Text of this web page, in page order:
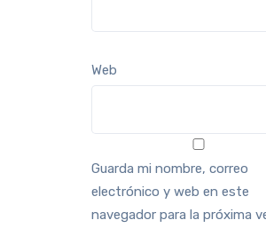
Web
Guarda mi nombre, correo
electrónico y web en este
navegador para la próxima